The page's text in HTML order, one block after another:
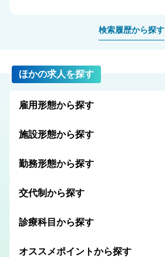
検索履歴から探す
ほかの求人を探す
雇用形態から探す
施設形態から探す
勤務形態から探す
交代制から探す
診療科目から探す
オススメポイントから探す